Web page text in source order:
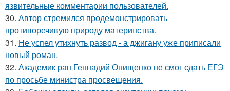
язвительные комментарии пользователей.
30. Автор стремился продемонстрировать
противоречивую природу материнства.
31. Не успел утихнуть развод - а джигану уже приписали
новый роман.
32. Академик ран Геннадий Онищенко не смог сдать ЕГЭ
по просьбе министра просвещения.